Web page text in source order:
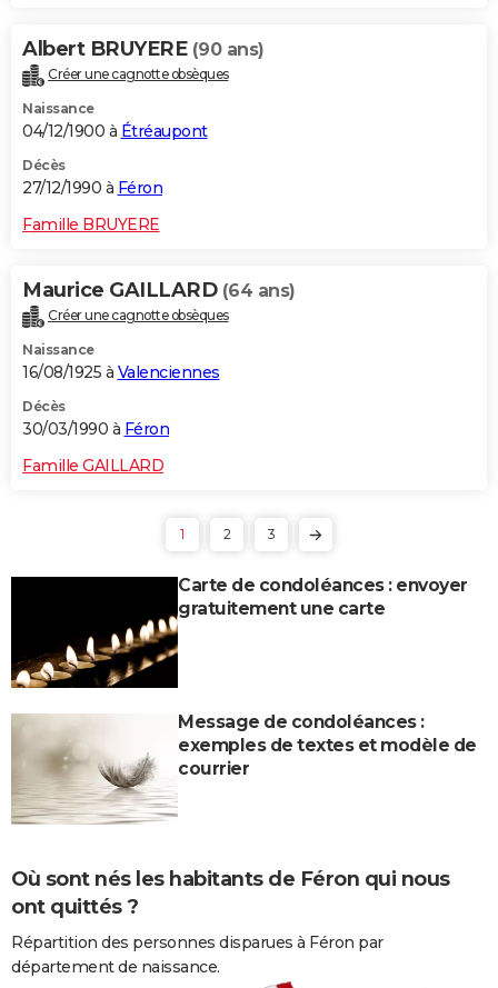
Albert BRUYERE (90 ans)
Créer une cagnotte obsèques
Naissance
04/12/1900 à Étréaupont
Décès
27/12/1990 à Féron
Famille BRUYERE
Maurice GAILLARD (64 ans)
Créer une cagnotte obsèques
Naissance
16/08/1925 à Valenciennes
Décès
30/03/1990 à Féron
Famille GAILLARD
1 2 3
Carte de condoléances : envoyer
gratuitement une carte
Message de condoléances :
exemples de textes et modèle de
courrier
Où sont nés les habitants de Féron qui nous
ont quittés ?
Répartition des personnes disparues à Féron par
département de naissance.